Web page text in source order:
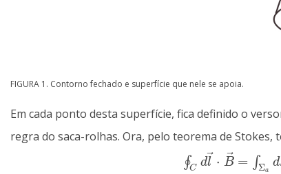
FIGURA 1. Contorno fechado e superfície que nele se apoia.
Em cada ponto desta superfície, fica definido o
regra do saca-rolhas. Ora, pelo teorema de Stokes,
∮C dl ⋅ B⃗ = ∫Σa
d
∮Cdl→ ⋅B→ =∫ ad Sn